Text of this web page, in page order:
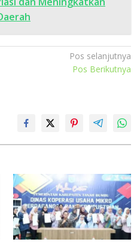
Pos selanjutnya
Pos Berikutnya